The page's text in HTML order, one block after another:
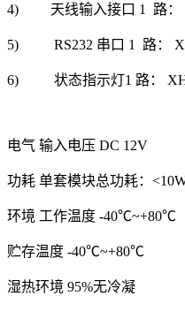
4) 天线输入接口 1 路：
5) RS232 串口 1 路：
6) 状态指示灯1 路：
电气 输入电压 DC 12V
功耗 单套模块总功耗：
环境 工作温度 -40℃~+80℃
贮存温度 -40℃~+80℃
湿热环境 95%无冷凝